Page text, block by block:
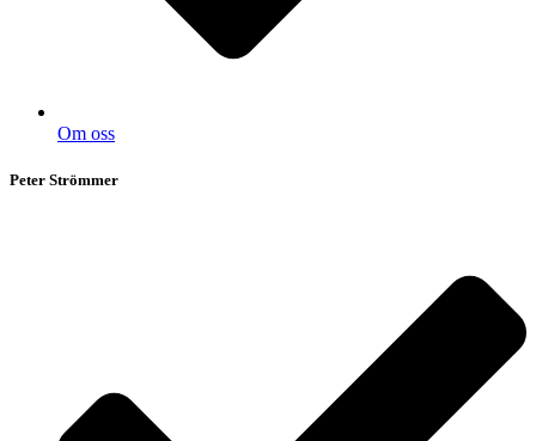
Om oss
Peter Strömmer